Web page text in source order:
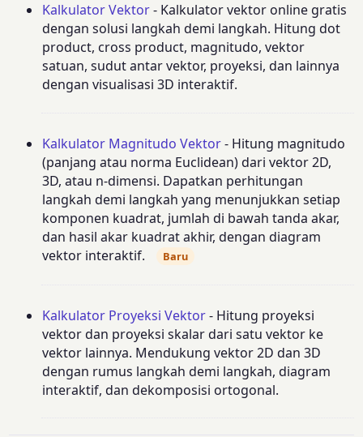
Kalkulator Vektor- Kalkulator vektor online gratis
dengan solusi langkah demi langkah. Hitung dot
product, cross product, magnitudo, vektor
satuan, sudut antar vektor, proyeksi, dan lainnya
dengan visualisasi 3D interaktif.
Kalkulator Magnitudo Vektor- Hitung magnitudo
(panjang atau norma Euclidean) dari vektor 2D,
3D, atau n-dimensi. Dapatkan perhitungan
langkah demi langkah yang menunjukkan setiap
komponen kuadrat, jumlah di bawah tanda akar,
dan hasil akar kuadrat akhir, dengan diagram
vektor interaktif.
Baru
Kalkulator Proyeksi Vektor- Hitung proyeksi
vektor dan proyeksi skalar dari satu vektor ke
vektor lainnya. Mendukung vektor 2D dan 3D
dengan rumus langkah demi langkah, diagram
interaktif, dan dekomposisi ortogonal.